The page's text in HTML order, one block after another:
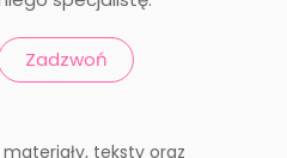
Zadzwoń
materiały, teksty oraz